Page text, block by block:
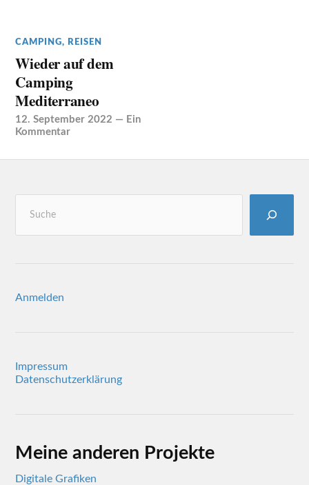
CAMPING, REISEN
Wieder auf dem
Camping
Mediterraneo
12. September 2022 — Ein
Kommentar
Anmelden
Impressum
Datenschutzerklärung
Meine anderen Projekte
Digitale Grafiken